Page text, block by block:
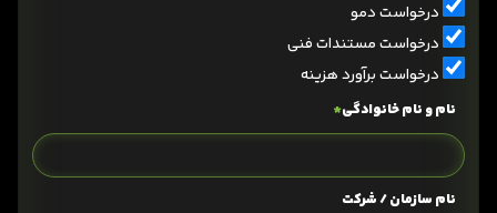
درخواست دمو
درخواست مستندات فنی
درخواست برآورد هزینه
نام و نام خانوادگی*
نام سازمان / شرکت